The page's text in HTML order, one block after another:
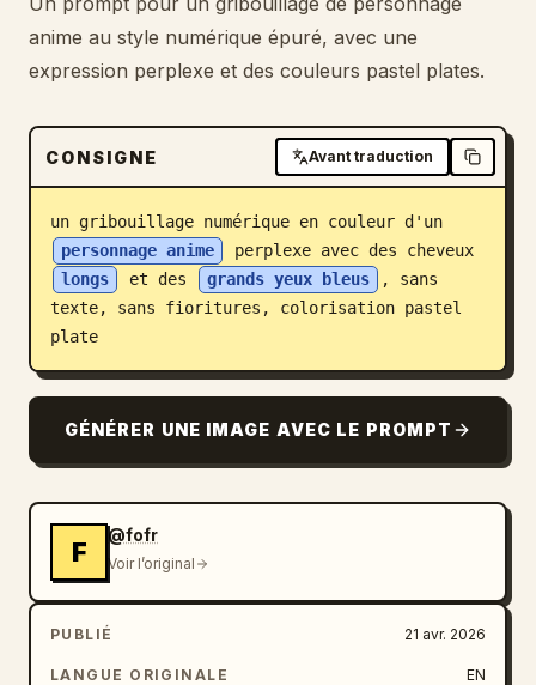
Tarifs
Télécharger
Blog
Mises à jour
anime au style numérique épuré, avec une
expression perplexe et des couleurs pastel plates.
CONSIGNE Avant traduction
un gribouillage numérique en couleur d'un
personnage anime
perplexe avec des cheveux
longs
et des grands yeux bleus
, sans
texte, sans fioritures, colorisation pastel
plate
GÉNÉRER UNE IMAGE AVEC LE PROMPT
F
@fofr
Voir l’original
PUBLIÉ 21 avr. 2026
LANGUE ORIGINALE EN